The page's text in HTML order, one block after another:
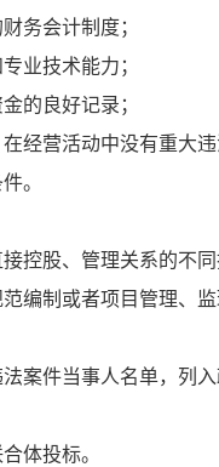
务会计制度；
业技术能力；
的良好记录；
经营活动中没有重大违
。
控股、管理关系的不
编制或者项目管理、
案件当事人名单，列
体投标。